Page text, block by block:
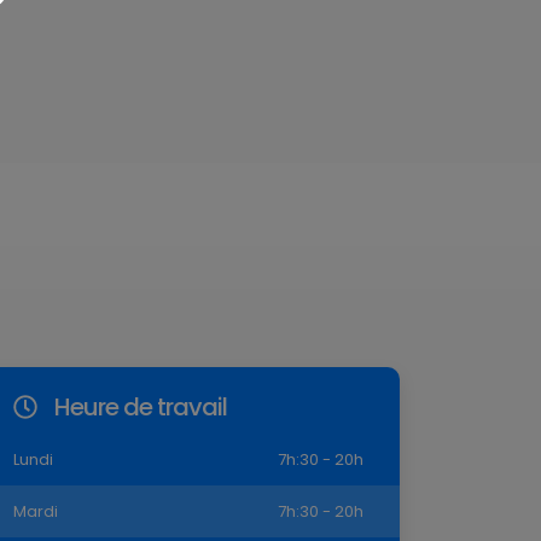
Heure de travail
Lundi 7h:30 - 20h
Mardi 7h:30 - 20h